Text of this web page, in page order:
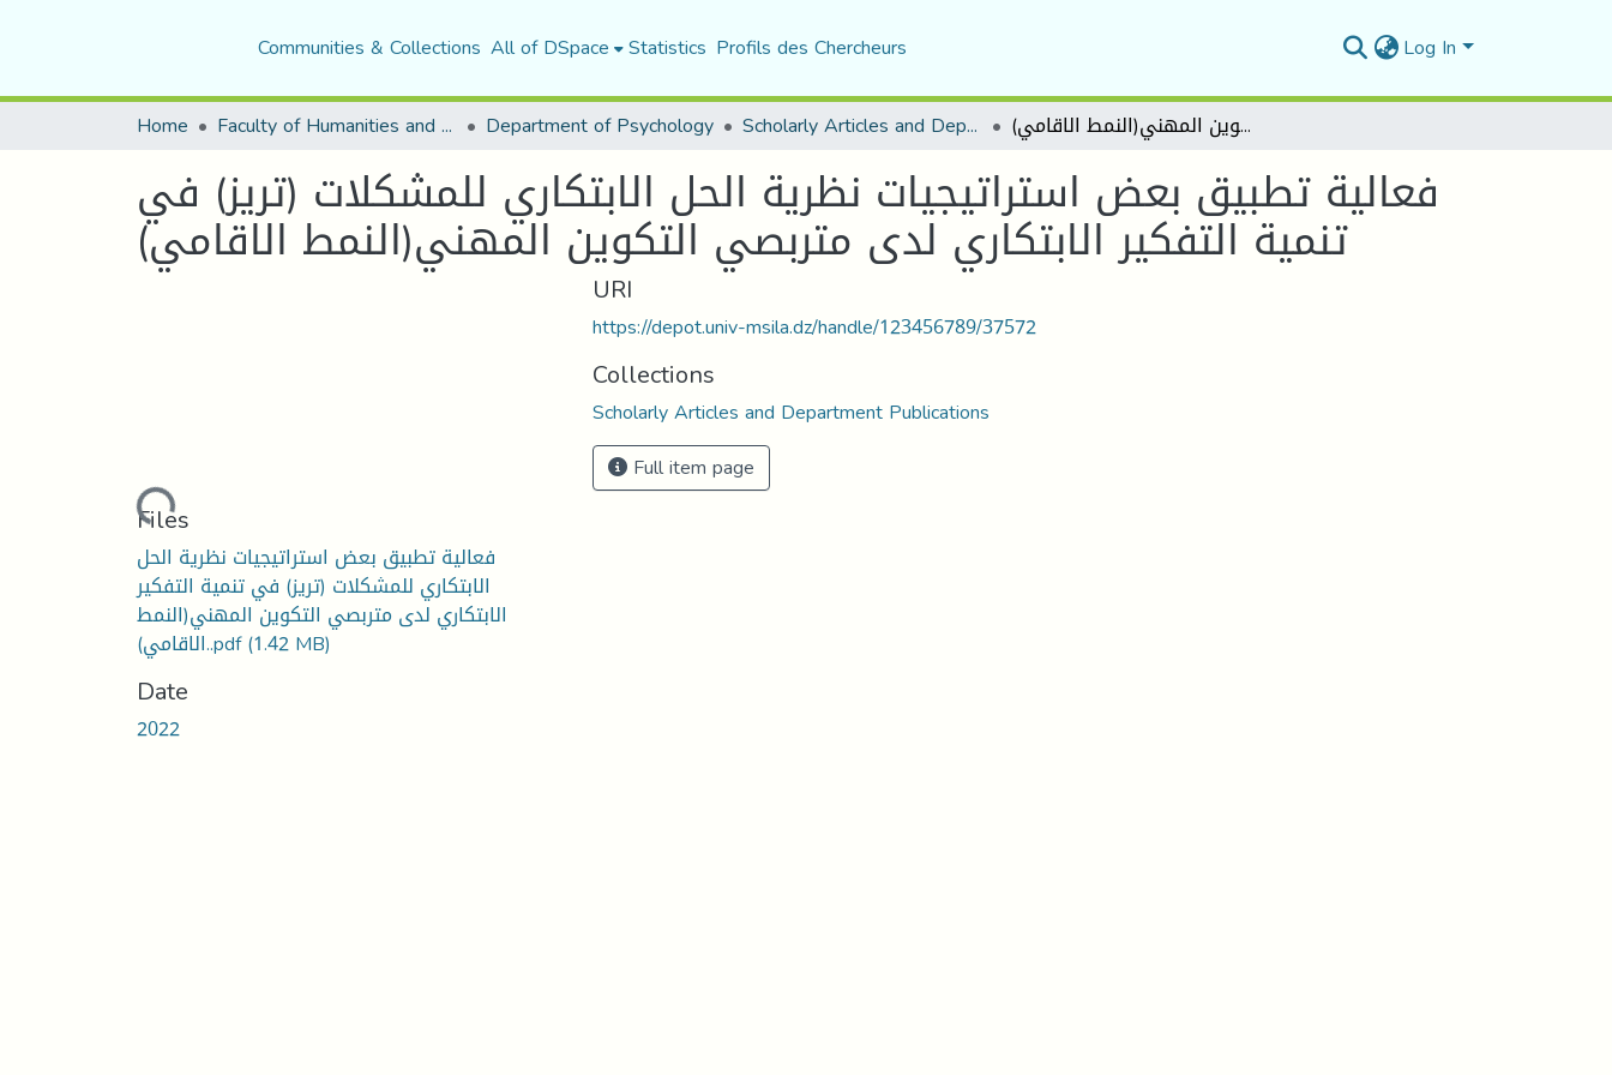
Communities & Collections All of DSpace Statistics Profils des Chercheurs Log In
Home Faculty of Humanities and Social Sciences Department of Psychology Scholarly Articles and Department Publications فعالية تطبيق بعض استراتيجيات نظرية الحل الابتكاري للمشكلات (تريز) في تنمية التفكير الابتكاري لدى متربصي التكوين المهني(النمط الاقامي)
فعالية تطبيق بعض استراتيجيات نظرية الحل الابتكاري للمشكلات (تريز) في
تنمية التفكير الابتكاري لدى متربصي التكوين المهني(النمط الاقامي)
Loading...
Files
فعالية تطبيق بعض استراتيجيات نظرية الحل
الابتكاري للمشكلات (تريز) في تنمية التفكير
الابتكاري لدى متربصي التكوين المهني(النمط
الاقامي)..pdf(1.42 MB)
Date
2022
URI
https://depot.univ-msila.dz/handle/123456789/37572
Collections
Scholarly Articles and Department Publications
Full item page